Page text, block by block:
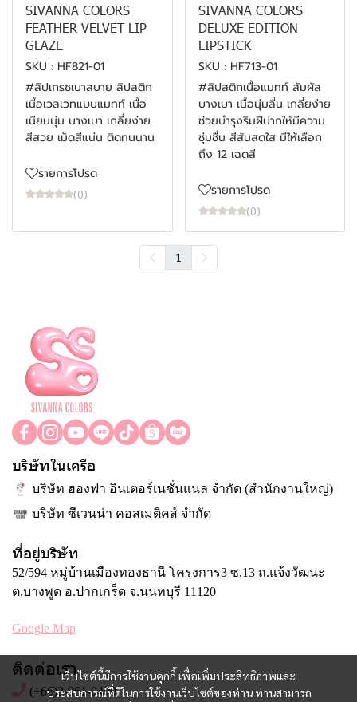
SIVANNA COLORS
FEATHER VELVET LIP
GLAZE
SKU : HF821-01
#ลิปเกรซเบาสบาย ลิปสติก
เนื้อเวลเวทแบบแมทท์ เนื้อ
เนียนนุ่ม บางเบา เกลี่ยง่าย
สีสวย เม็ดสีแน่น ติดทนนาน
รายการโปรด
(0)
SIVANNA COLORS
DELUXE EDITION
LIPSTICK
SKU : HF713-01
#ลิปสติกเนื้อแมทท์ สัมผัส
บางเบา เนื้อนุ่มลื่น เกลี่ยง่าย
ช่วยบำรุงริมฝีปากให้มีความ
ชุ่มชื่น สีสันสดใส มีให้เลือก
ถึง 12 เฉดสี
รายการโปรด
(0)
1
เว็บไซต์นี้มีการใช้งานคุกกี้ เพื่อเพิ่มประสิทธิภาพและ
ประสบการณ์ที่ดีในการใช้งานเว็บไซต์ของท่าน ท่านสามารถ
บริษัทในเครือ
บริษัท ฮองฟา อินเตอร์เนชั่นแนล จำกัด (สำนักงานใหญ่)
บริษัท ซีเวนน่า คอสเมติคส์ จำกัด
ที่อยู่บริษัท
52/594 หมู่บ้านเมืองทองธานี โครงการ3 ซ.13 ถ.แจ้งวัฒนะ
ต.บางพูด อ.ปากเกร็ด จ.นนทบุรี 11120
Google Map
ติดต่อเรา
(+66)2-961-0490